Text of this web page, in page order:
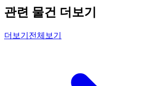
관련 물건 더보기
더보기 전체보기